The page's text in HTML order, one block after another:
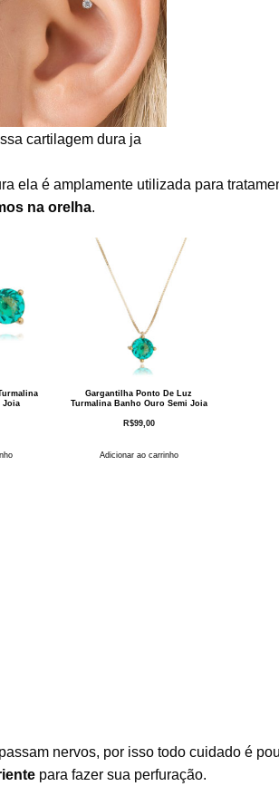
cartilagem dura ja
ela é amplamente utilizada para
na orelha.
Joia
Gargantilha Ponto De Luz
Turmalina Banho Ouro Semi Joia
R$99,00
Adicionar ao carrinho
nervos, por isso todo cuidado é
para fazer sua perfuração.